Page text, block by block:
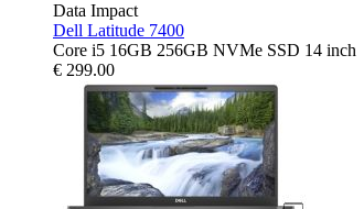
Data Impact
Dell Latitude 7400
Core i5 16GB 256GB NVMe SSD 14 inch
€ 299.00